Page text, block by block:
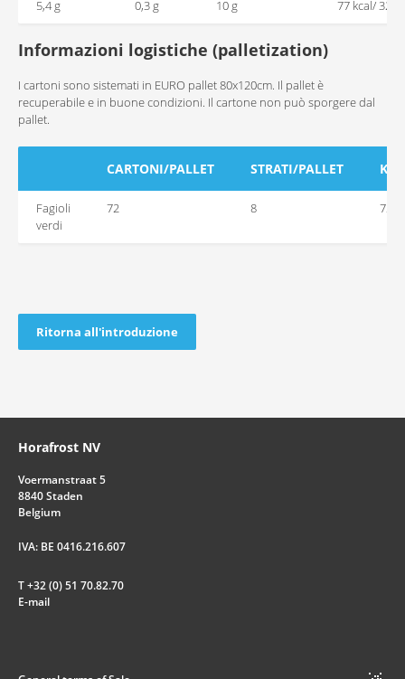
5,4 g 0,3 g 10 g 77 kcal/ 325
Informazioni logistiche (palletization)
I cartoni sono sistemati in EURO pallet 80x120cm. Il pallet è
recuperabile e in buone condizioni. Il cartone non può sporgere dal
pallet.
CARTONI/PALLET STRATI/PALLET KG/
Fagioli
verdi
72 8 720
Ritorna all'introduzione
Horafrost NV
Voermanstraat 5
8840 Staden
Belgium
IVA: BE 0416.216.607
T +32 (0) 51 70.82.70
E-mail